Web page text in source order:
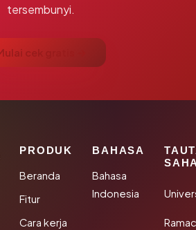
tersembunyi.
cek gratis →
PRODUK
Beranda
Fitur
Cara kerja
BAHASA
Bahasa
Indonesia